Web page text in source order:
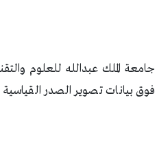
جامعة الملك عبدالله للعلوم
فوق بيانات تصوير الصدر